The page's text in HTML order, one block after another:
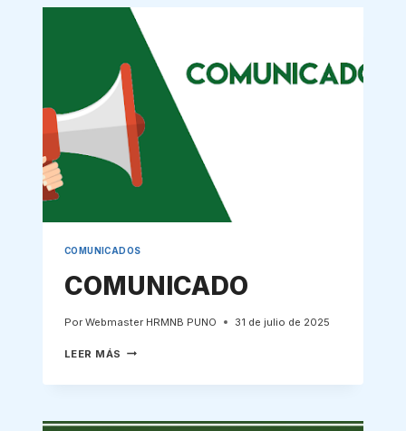
2025-
HRMNB
COMUNICADOS
COMUNICADO
Por Webmaster HRMNB PUNO 31 de julio de 2025
LEER MÁS COMUNICADO